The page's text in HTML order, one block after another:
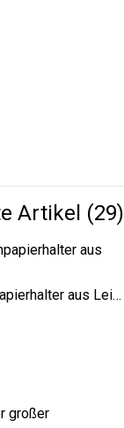
Artikel (29)
Beiger Toilettenpapierhalter aus Leinen